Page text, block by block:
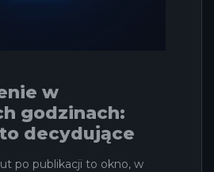
w
godzinach:
decydujące
po publikacji to okno, w